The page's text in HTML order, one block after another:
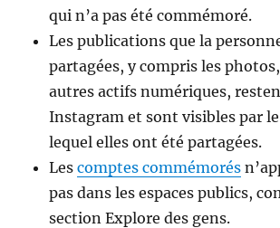
qui n’a pas été commémoré.
Les publications que la
partagées, y compris les
autres actifs numériques,
Instagram et sont visibles par
lequel elles ont été partagées.
Lescomptes commémorés
pas dans les espaces publics,
section Explore des gens.